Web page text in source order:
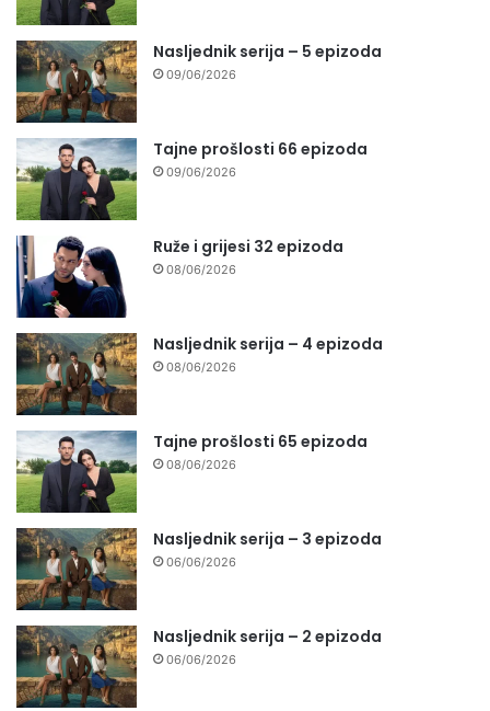
Nasljednik serija – 5 epizoda
09/06/2026
Tajne prošlosti 66 epizoda
09/06/2026
Ruže i grijesi 32 epizoda
08/06/2026
Nasljednik serija – 4 epizoda
08/06/2026
Tajne prošlosti 65 epizoda
08/06/2026
Nasljednik serija – 3 epizoda
06/06/2026
Nasljednik serija – 2 epizoda
06/06/2026